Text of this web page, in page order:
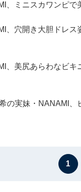
、ミニスカワンピで
、穴開き大胆ドレ
、美尻あらわなビ
の実妹・NANAMI
1